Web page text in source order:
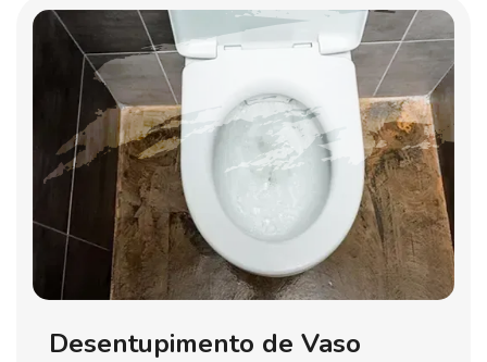
Desentupimento de Vaso